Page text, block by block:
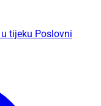
tijeku Poslovni